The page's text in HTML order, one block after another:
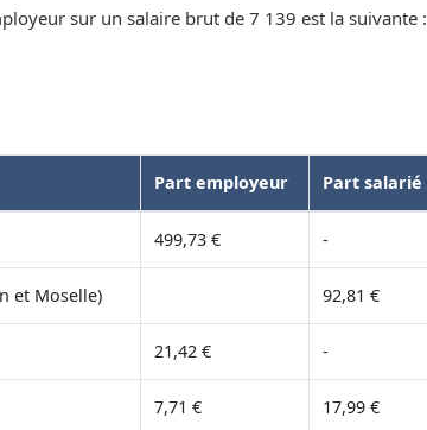
sur un salaire brut de 7 139 est la suivante :
Part employeur Part salarié
499,73 € -
et Moselle) 92,81 €
21,42 € -
7,71 € 17,99 €